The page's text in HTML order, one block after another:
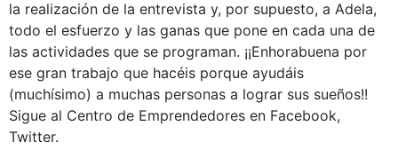
la realización de la entrevista y, por supuesto, a Adela,
todo el esfuerzo y las ganas que pone en cada una de
las actividades que se programan. ¡¡Enhorabuena por
ese gran trabajo que hacéis porque ayudáis
(muchísimo) a muchas personas a lograr sus sueños!!
Sigue al Centro de Emprendedores en Facebook,
Twitter.